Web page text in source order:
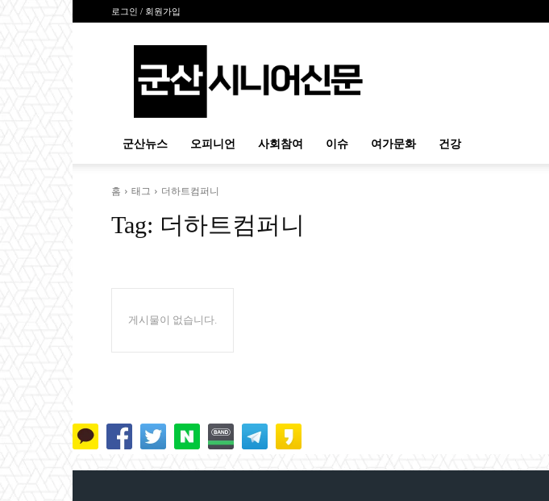
로그인 / 회원가입
시
군산뉴스 오피니언 사회참여 이슈 여가문화 건강
홈 태그 더하트컴퍼니
Tag: 더하트컴퍼니
게시물이 없습니다.